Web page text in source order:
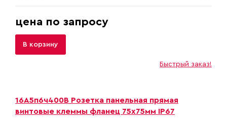
цена по запросу
В корзину
Быстрый заказ!
16A5п6ч400B Розетка панельная прямая
винтовые клеммы фланец 75х75мм IP67